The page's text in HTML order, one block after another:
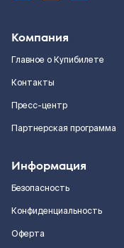
Компания
Главное о Купибилете
Контакты
Пресс-центр
Партнерская программа
Информация
Безопасность
Конфиденциальность
Оферта